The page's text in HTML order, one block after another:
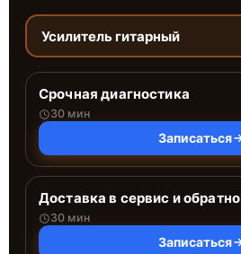
Усилитель гитарный
Срочная диагностика
30 мин
Записаться
Доставка в сервис и обратно
30 мин
Записаться